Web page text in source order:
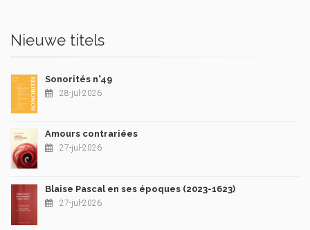
Nieuwe titels
Sonorités n°49
28-jul-2026
Amours contrariées
27-jul-2026
Blaise Pascal en ses époques (2023-1623)
27-jul-2026